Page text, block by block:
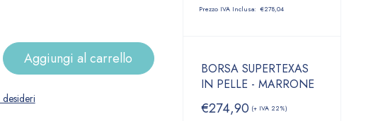
Aggiungi al carrello
Prezzo IVA Inclusa: €278,04
BORSA SUPERTEXAS
IN PELLE - MARRONE
€274,90 (+ IVA 22%)